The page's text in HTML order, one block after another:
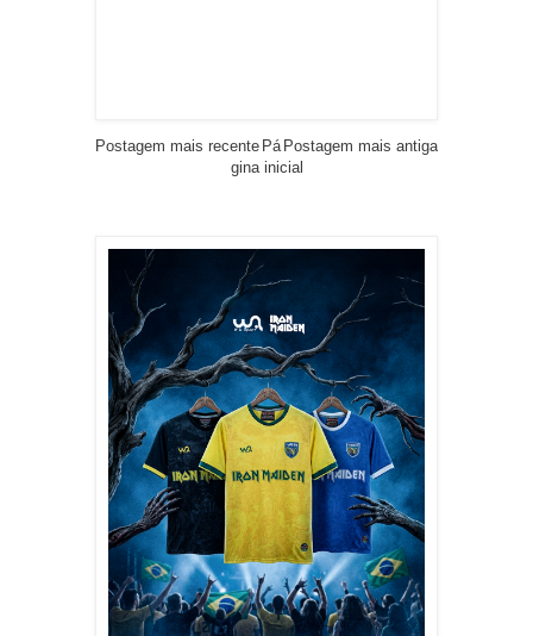
Postagem mais recente Postagem mais antiga
Pá
gina inicial